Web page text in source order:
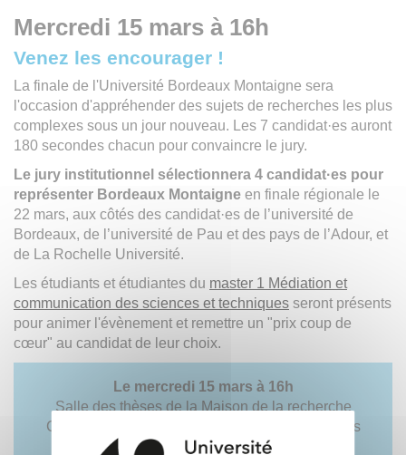
Mercredi 15 mars à 16h
Venez les encourager !
La finale de l'Université Bordeaux Montaigne sera
l'occasion d'appréhender des sujets de recherches les plus
complexes sous un jour nouveau. Les 7 candidat·es auront
180 secondes chacun pour convaincre le jury.
Le jury institutionnel sélectionnera 4 candidat·es pour
représenter Bordeaux Montaigne en finale régionale le
22 mars, aux côtés des candidat·es de l’université de
Bordeaux, de l’université de Pau et des pays de l’Adour, et
de La Rochelle Université.
Les étudiants et étudiantes du master 1 Médiation et
communication des sciences et techniques seront présents
pour animer l'évènement et remettre un "prix coup de
cœur" au candidat de leur choix.
Le mercredi 15 mars à 16h
Salle des thèses de la Maison de la recherche
Campus de Bordeaux Montaigne, esplanade des
Antilles